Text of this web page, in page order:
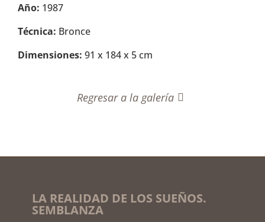
Año: 1987
Técnica: Bronce
Dimensiones: 91 x 184 x 5 cm
Regresar a la galería
LA REALIDAD DE LOS SUEÑOS.
SEMBLANZA